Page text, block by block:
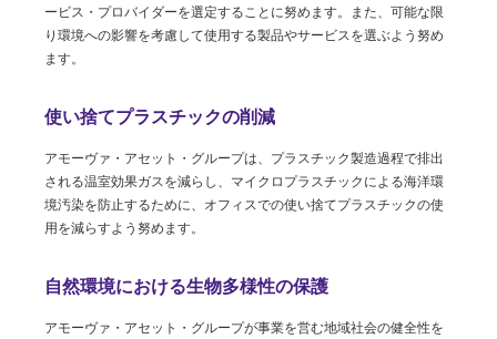
ービス・プロバイダーを選定することに努めます。また、可能な限
り環境への影響を考慮して使用する製品やサービスを選ぶよう努め
ます。
使い捨てプラスチックの削減
アモーヴァ・アセット・グループは、プラスチック製造過程で排出
される温室効果ガスを減らし、マイクロプラスチックによる海洋環
境汚染を防止するために、オフィスでの使い捨てプラスチックの使
用を減らすよう努めます。
自然環境における生物多様性の保護
アモーヴァ・アセット・グループが事業を営む地域社会の健全性を